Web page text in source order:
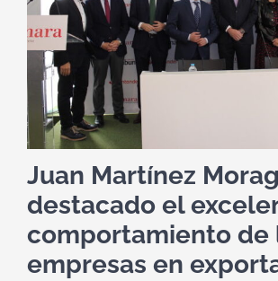
Juan Martínez
destacado el
comportamiento de
empresas en